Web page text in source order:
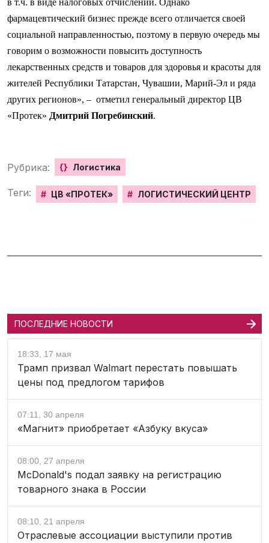
в т.ч. в виде налоговых отчислений. Однако
фармацевтический бизнес прежде всего отличается своей
социальной направленностью, поэтому в первую очередь мы
говорим о возможности повысить доступность
лекарственных средств и товаров для здоровья и красоты для
жителей Республики Татарстан, Чувашии, Марий-Эл и ряда
других регионов», – отметил генеральный директор ЦВ
«Протек» Дмитрий Погребинский.
Рубрика: {} Логистика
Теги: # ЦВ «ПРОТЕК» # ЛОГИСТИЧЕСКИЙ ЦЕНТР
ПОСЛЕДНИЕ НОВОСТИ
18:33, 17 мая
Трамп призвал Walmart перестать повышать
цены под предлогом тарифов
07:11, 30 апреля
«Магнит» приобретает «Азбуку вкуса»
08:00, 27 апреля
McDonald's подал заявку на регистрацию
товарного знака в России
08:10, 21 апреля
Отраслевые ассоциации выступили против